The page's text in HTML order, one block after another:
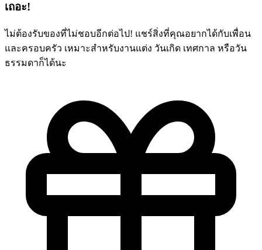
เถอะ!
ไม่ต้องรับของที่ไม่ชอบอีกต่อไป! แชร์สิ่งที่คุณอยากได้กับเพื่อน
และครอบครัว เหมาะสำหรับงานแต่ง วันเกิด เทศกาล หรือวัน
ธรรมดาก็ได้นะ